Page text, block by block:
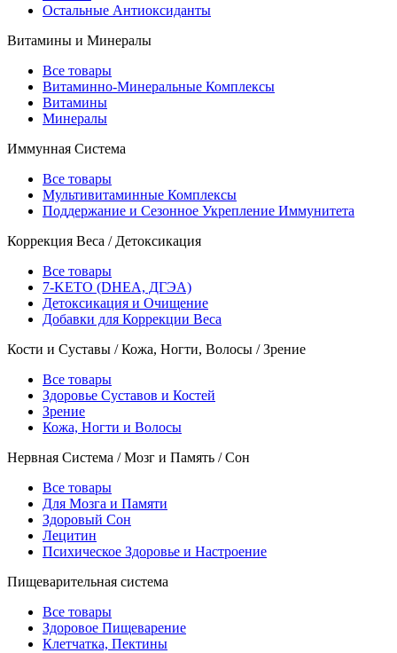
Остальные Антиоксиданты
Витамины и Минералы
Все товары
Витаминно-Минеральные Комплексы
Витамины
Минералы
Иммунная Система
Все товары
Мультивитаминные Комплексы
Поддержание и Сезонное Укрепление Иммунитета
Коррекция Веса / Детоксикация
Все товары
7-KETO (DHEA, ДГЭА)
Детоксикация и Очищение
Добавки для Коррекции Веса
Кости и Суставы / Кожа, Ногти, Волосы / Зрение
Все товары
Здоровье Суставов и Костей
Зрение
Кожа, Ногти и Волосы
Нервная Система / Мозг и Память / Сон
Все товары
Для Мозга и Памяти
Здоровый Сон
Лецитин
Психическое Здоровье и Настроение
Пищеварительная система
Все товары
Здоровое Пищеварение
Клетчатка, Пектины